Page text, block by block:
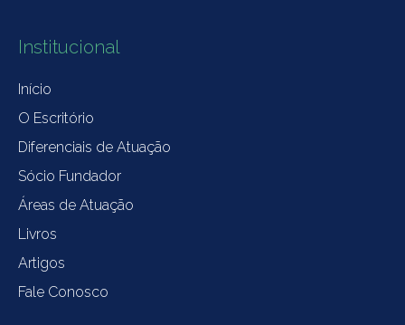
Institucional
Início
O Escritório
Diferenciais de Atuação
Sócio Fundador
Áreas de Atuação
Livros
Artigos
Fale Conosco